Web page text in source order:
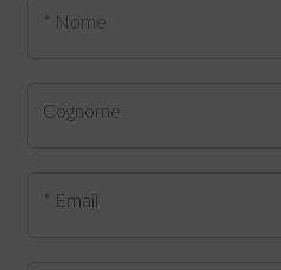
* Nome
Cognome
* Email